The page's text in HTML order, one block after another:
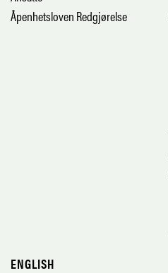
Åpenhetsloven Redgjørelse
ENGLISH